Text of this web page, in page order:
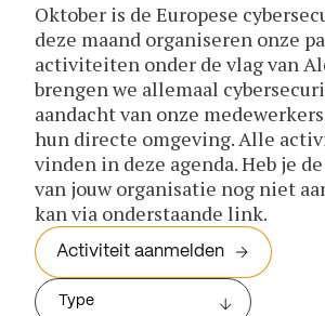
Oktober is de Europese
deze maand organiseren onze
activiteiten onder de vlag van
brengen we allemaal
aandacht van onze
hun directe omgeving. Alle
vinden in deze agenda. Heb je
van jouw organisatie nog niet
kan via onderstaande link.
Activiteit aanmelden
Type